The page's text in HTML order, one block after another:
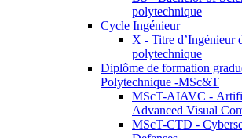
polytechnique
Cycle Ingénieur
X - Titre d’Ingénieur
polytechnique
Diplôme de formation
Polytechnique -MSc&T
MScT-AIAVC -
Advanced Visual
MScT-CTD -